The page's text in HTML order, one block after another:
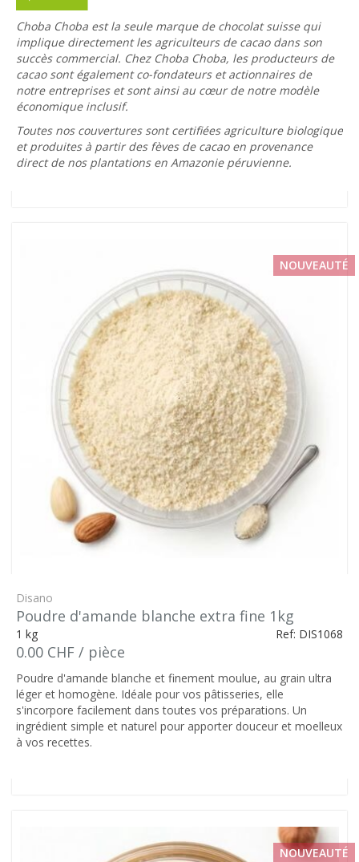
Choba Choba est la seule marque de chocolat suisse qui
implique directement les agriculteurs de cacao dans son
succès commercial. Chez Choba Choba, les producteurs de
cacao sont également co-fondateurs et actionnaires de
notre entreprises et sont ainsi au cœur de notre modèle
économique inclusif.
Toutes nos couvertures sont certifiées agriculture biologique
et produites à partir des fèves de cacao en provenance
direct de nos plantations en Amazonie péruvienne.
NOUVEAUTÉ
Disano
Poudre d'amande blanche extra fine 1kg
1 kg Ref: DIS1068
0.00 CHF / pièce
Poudre d'amande blanche et finement moulue, au grain ultra
léger et homogène. Idéale pour vos pâtisseries, elle
s'incorpore facilement dans toutes vos préparations. Un
ingrédient simple et naturel pour apporter douceur et moelleux
à vos recettes.
NOUVEAUTÉ